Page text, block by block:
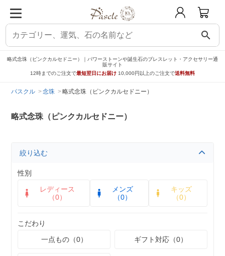
search
略式念珠（ピンクカルセドニー）｜パワーストーンや誕生石のブレスレット・アクセサリー通
販サイト
12時までのご注文で最短翌日にお届け 10,000円以上のご注文で送料無料
パスクル 念珠 略式念珠（ピンクカルセドニー）
略式念珠（ピンクカルセドニー）
絞り込む
性別
レディース
（0）
メンズ
（0）
キッズ
（0）
こだわり
一点もの（0）
ギフト対応（0）